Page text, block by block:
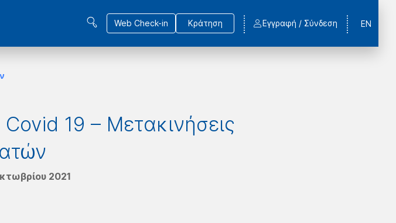
Web Check-in Κράτηση EN
Εγγραφή / Σύνδεση
19 – Μετακινήσεις
2021